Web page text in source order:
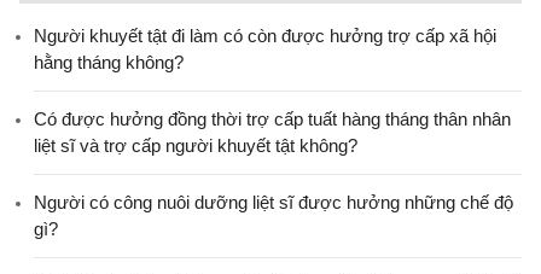
Người khuyết tật đi làm có còn được hưởng trợ cấp xã hội
hằng tháng không?
​Có được hưởng đồng thời trợ cấp tuất hàng tháng thân nhân
liệt sĩ và trợ cấp người khuyết tật không?
Người có công nuôi dưỡng liệt sĩ được hưởng những chế độ
gì?